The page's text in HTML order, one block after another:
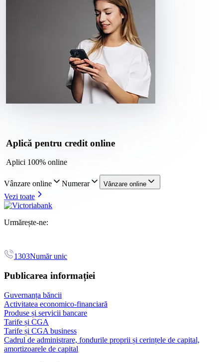
Aplică pentru credit online
Aplici 100% online
Vânzare online Numerar Vânzare online
Vezi toate
Urmărește-ne:
1303Număr unic
Publicarea informației
Guvernanța băncii
Activitatea economico-financiară
Produse și servicii bancare
Tarife și CGA
Tarife și CGA business
Cadrul de administrare, fondurile proprii și cerințele de capital,
amortizoarele de capital